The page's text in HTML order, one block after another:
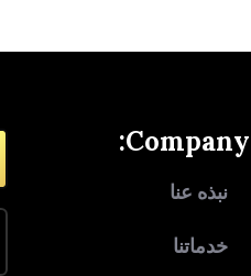
Company:
نبذه عنا
خدماتنا